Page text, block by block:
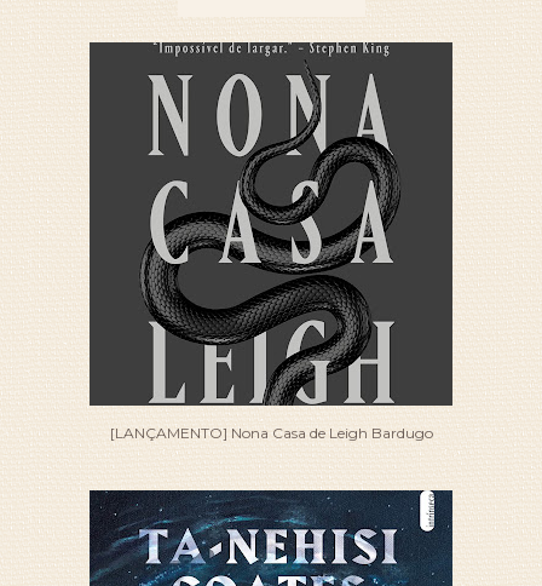
[LANÇAMENTO] Nona Casa de Leigh Bardugo